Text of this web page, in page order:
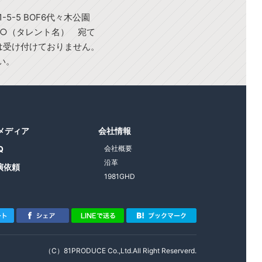
5-5 BOF6代々木公園
タレント名） 宛て
け付けておりません。
ディア
依頼
会社情報
会社概要
沿革
1981GHD
（C）81PRODUCE Co.,Ltd.All Right Reserverd.